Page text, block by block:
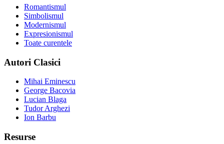
Romantismul
Simbolismul
Modernismul
Expresionismul
Toate curentele
Autori Clasici
Mihai Eminescu
George Bacovia
Lucian Blaga
Tudor Arghezi
Ion Barbu
Resurse